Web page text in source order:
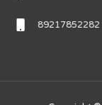
89217852282